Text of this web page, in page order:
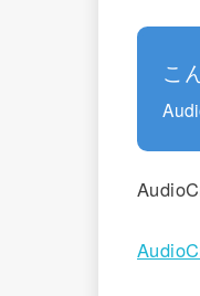
こ